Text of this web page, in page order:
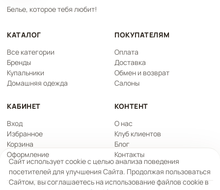
Белье, которое тебя любит!
КАТАЛОГ
Все категории
Бренды
Купальники
Домашняя одежда
ПОКУПАТЕЛЯМ
Оплата
Доставка
Обмен и возврат
Салоны
КАБИНЕТ
Вход
Избранное
Корзина
Оформление
КОНТЕНТ
О нас
Клуб клиентов
Блог
Контакты
Сайт использует cookie с целью анализа поведения
посетителей для улучшения Сайта. Продолжая пользоваться
Сайтом, вы соглашаетесь на использование файлов cookie в